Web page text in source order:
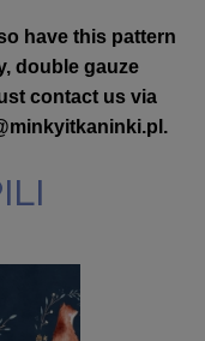
have this pattern
double gauze
contact us via
.